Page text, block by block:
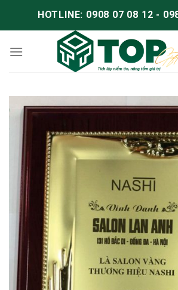
HOTLINE: 0908 07 08 12 -